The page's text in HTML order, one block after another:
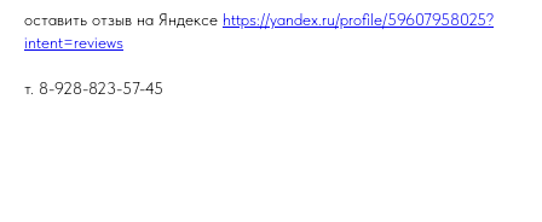
оставить отзыв на Яндексе https://yandex.ru/profile/59607958025?
intent=reviews
т. 8-928-823-57-45